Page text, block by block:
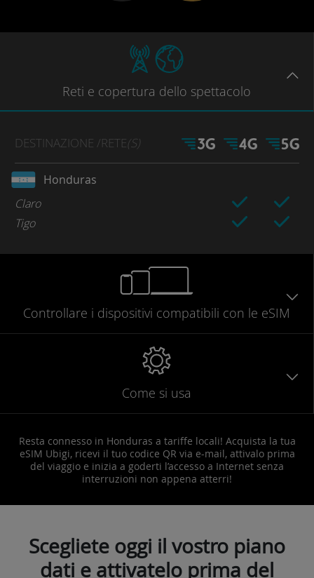
Reti e copertura dello spettacolo
DESTINAZIONE /RETE(S)
Honduras
Claro
Tigo
Controllare i dispositivi compatibili con le eSIM
Come si usa
Resta connesso in Honduras a tariffe locali! Acquista la tua
eSIM Ubigi, ricevi il tuo codice QR via e-mail, attivalo prima
del viaggio e inizia a goderti l’accesso a Internet senza
interruzioni non appena atterri!
Scegliete oggi il vostro piano
dati e attivatelo prima del